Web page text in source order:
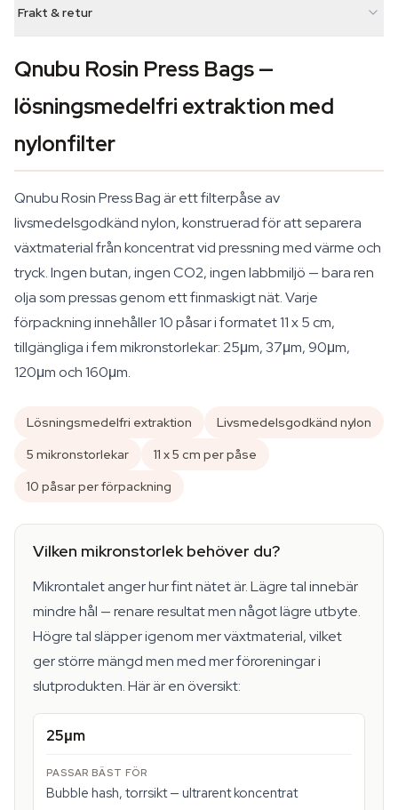
Frakt & retur
Qnubu Rosin Press Bags —
lösningsmedelfri extraktion med
nylonfilter
Qnubu Rosin Press Bag är ett filterpåse av
livsmedelsgodkänd nylon, konstruerad för att separera
växtmaterial från koncentrat vid pressning med värme och
tryck. Ingen butan, ingen CO2, ingen labbmiljö — bara ren
olja som pressas genom ett finmaskigt nät. Varje
förpackning innehåller 10 påsar i formatet 11 x 5 cm,
tillgängliga i fem mikronstorlekar: 25μm, 37μm, 90μm,
120μm och 160μm.
Lösningsmedelfri extraktion
Livsmedelsgodkänd nylon
5 mikronstorlekar
11 x 5 cm per påse
10 påsar per förpackning
Vilken mikronstorlek behöver du?
Mikrontalet anger hur fint nätet är. Lägre tal innebär
mindre hål — renare resultat men något lägre utbyte.
Högre tal släpper igenom mer växtmaterial, vilket
ger större mängd men med mer föroreningar i
slutprodukten. Här är en översikt:
25μm
Bubble hash, torrsikt — ultrarent koncentrat